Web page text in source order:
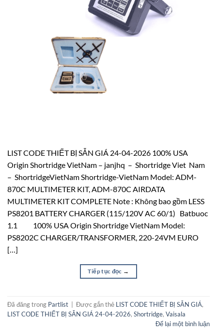
LIST CODE THIẾT BỊ SẴN GIÁ 24-04-2026 100% USA
Origin Shortridge VietNam – janjhq – Shortridge Viet Nam
– ShortridgeVietNam Shortridge-VietNam Model: ADM-
870C MULTIMETER KIT, ADM-870C AIRDATA
MULTIMETER KIT COMPLETE Note : Không bao gồm LESS
PS8201 BATTERY CHARGER (115/120V AC 60/1) Batbuoc
1.1 100% USA Origin Shortridge VietNam Model:
PS8202C CHARGER/TRANSFORMER, 220-24VM EURO
[…]
Tiếp tục đọc →
Đã đăng trong Partlist Được gắn thẻ LIST CODE THIẾT BỊ SẴN GIÁ,
LIST CODE THIẾT BỊ SẴN GIÁ 24-04-2026, Shortridge, Vaisala
Để lại một bình luận